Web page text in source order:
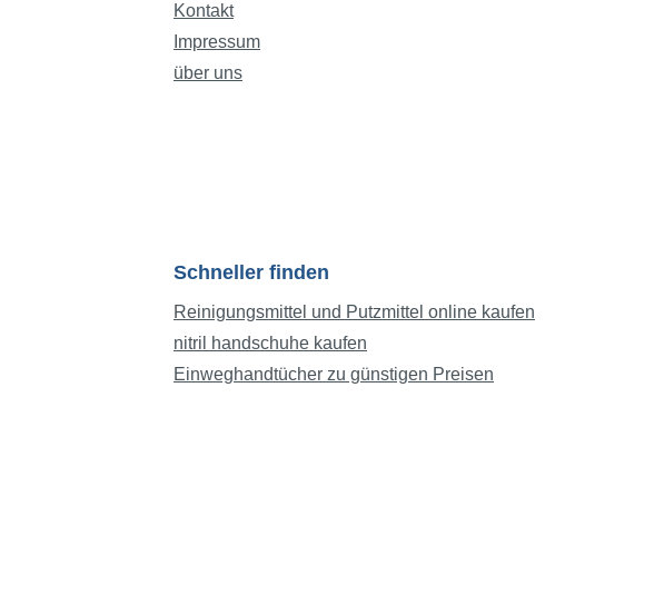
Kontakt
Impressum
über uns
Schneller finden
Reinigungsmittel und Putzmittel online kaufen
nitril handschuhe kaufen
Einweghandtücher zu günstigen Preisen